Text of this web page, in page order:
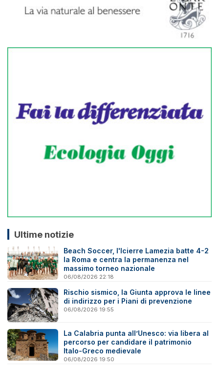
Ultime notizie
Beach Soccer, l'Icierre Lamezia batte 4-2
la Roma e centra la permanenza nel
massimo torneo nazionale
06/08/2026 22:18
Rischio sismico, la Giunta approva le linee
di indirizzo per i Piani di prevenzione
06/08/2026 19:55
La Calabria punta all’Unesco: via libera al
percorso per candidare il patrimonio
Italo-Greco medievale
06/08/2026 19:50